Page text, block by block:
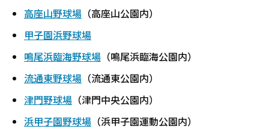
高座山野球場 （高座山公園内）
甲子園浜野球場
鳴尾浜臨海野球場 （鳴尾浜臨海公園内）
流通東野球場 （流通東公園内）
津門野球場 （津門中央公園内）
浜甲子園野球場 （浜甲子園運動公園内）